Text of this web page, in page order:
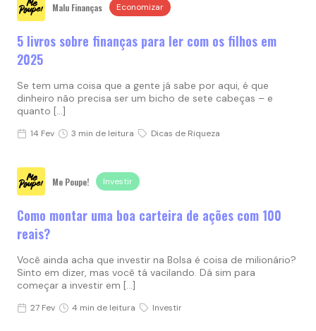
Malu Finanças Economizar
⁠5 livros sobre finanças para ler com os filhos em
2025
Se tem uma coisa que a gente já sabe por aqui, é que
dinheiro não precisa ser um bicho de sete cabeças – e
quanto […]
14 Fev 3 min de leitura Dicas de Riqueza
Me Poupe! Investir
Como montar uma boa carteira de ações com 100
reais?
Você ainda acha que investir na Bolsa é coisa de milionário?
Sinto em dizer, mas você tá vacilando. Dá sim para
começar a investir em […]
27 Fev 4 min de leitura Investir